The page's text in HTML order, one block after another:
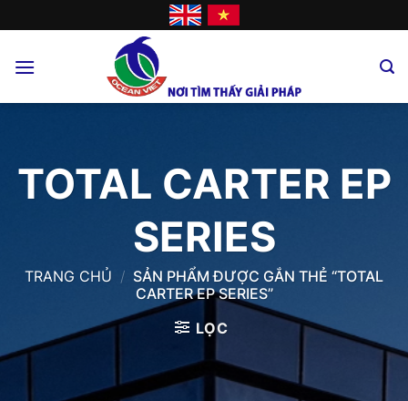
to
TOTAL CARTER EP
SERIES
TRANG CHỦ / SẢN PHẨM ĐƯỢC GẮN THẺ “TOTAL
CARTER EP SERIES”
LỌC